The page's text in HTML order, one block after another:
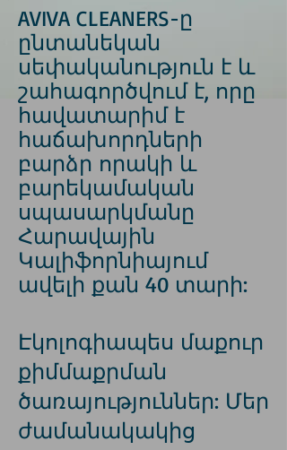
AVIVA CLEANERS-ը
ընտանեկան
սեփականություն է և
շահագործվում է, որը
հավատարիմ է
հաճախորդների
բարձր որակի և
բարեկամական
սպասարկմանը
Հարավային
Կալիֆորնիայում
ավելի քան 40 տարի:
Էկոլոգիապես մաքուր
քիմմաքրման
ծառայություններ: Մեր
ժամանակակից